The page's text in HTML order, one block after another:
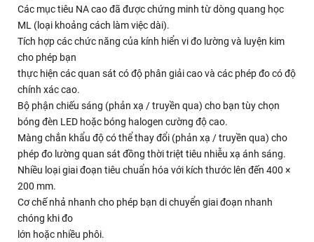
Các mục tiêu NA cao đã được chứng minh từ dòng quang học
ML (loại khoảng cách làm việc dài).
Tích hợp các chức năng của kính hiển vi đo lường và luyện kim
cho phép bạn
thực hiện các quan sát có độ phân giải cao và các phép đo có độ
chính xác cao.
Bộ phận chiếu sáng (phản xạ / truyền qua) cho bạn tùy chọn
bóng đèn LED hoặc bóng halogen cường độ cao.
Màng chắn khẩu độ có thể thay đổi (phản xạ / truyền qua) cho
phép đo lường quan sát đồng thời triệt tiêu nhiễu xạ ánh sáng.
Nhiều loại giai đoạn tiêu chuẩn hóa với kích thước lên đến 400 ×
200 mm.
Cơ chế nhả nhanh cho phép bạn di chuyển giai đoạn nhanh
chóng khi đo
lớn hoặc nhiều phôi.